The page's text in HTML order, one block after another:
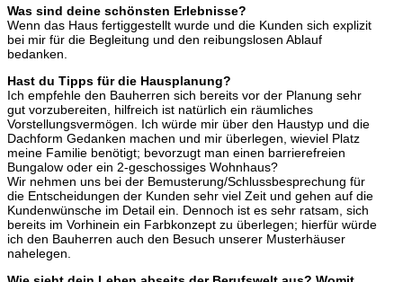
Was sind deine schönsten Erlebnisse?
Wenn das Haus fertiggestellt wurde und die Kunden sich explizit
bei mir für die Begleitung und den reibungslosen Ablauf
bedanken.
Hast du Tipps für die Hausplanung?
Ich empfehle den Bauherren sich bereits vor der Planung sehr
gut vorzubereiten, hilfreich ist natürlich ein räumliches
Vorstellungsvermögen. Ich würde mir über den Haustyp und die
Dachform Gedanken machen und mir überlegen, wieviel Platz
meine Familie benötigt; bevorzugt man einen barrierefreien
Bungalow oder ein 2-geschossiges Wohnhaus?
Wir nehmen uns bei der Bemusterung/Schlussbesprechung für
die Entscheidungen der Kunden sehr viel Zeit und gehen auf die
Kundenwünsche im Detail ein. Dennoch ist es sehr ratsam, sich
bereits im Vorhinein ein Farbkonzept zu überlegen; hierfür würde
ich den Bauherren auch den Besuch unserer Musterhäuser
nahelegen.